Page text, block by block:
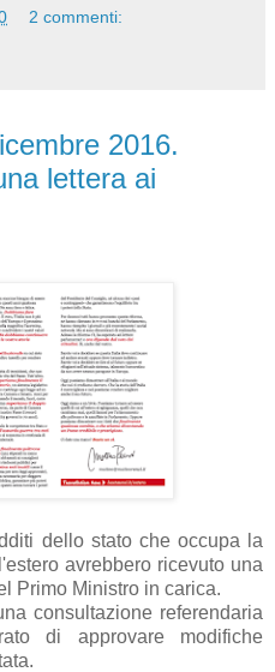
2 commenti:
2016.
lettera ai
dello stato che occupa la
avrebbero ricevuto una
Primo Ministro in carica.
consultazione referendaria
di approvare modifiche